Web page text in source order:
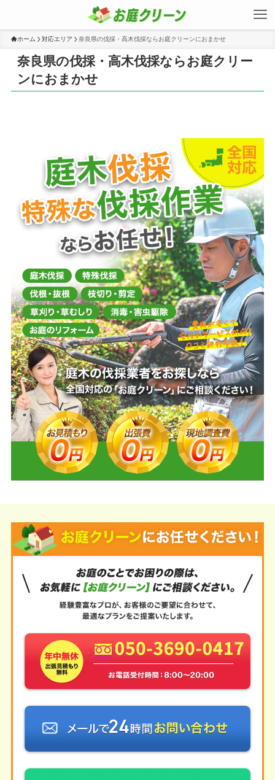
ホーム 対応エリア 奈良県の伐採・高木伐採ならお庭クリーンにおまかせ
奈良県の伐採・高木伐採ならお庭クリー
ンにおまかせ